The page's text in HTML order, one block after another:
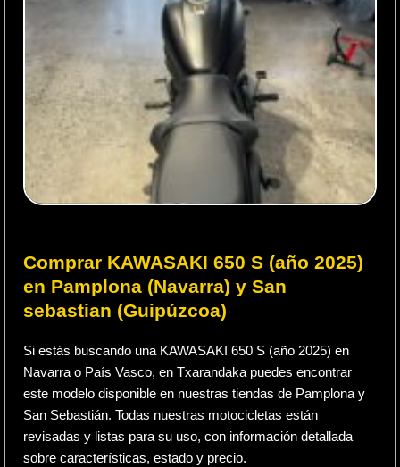
Comprar KAWASAKI 650 S (año 2025)
en Pamplona (Navarra) y San
sebastian (Guipúzcoa)
Si estás buscando una KAWASAKI 650 S (año 2025) en
Navarra o País Vasco, en Txarandaka puedes encontrar
este modelo disponible en nuestras tiendas de Pamplona y
San Sebastián. Todas nuestras motocicletas están
revisadas y listas para su uso, con información detallada
sobre características, estado y precio.